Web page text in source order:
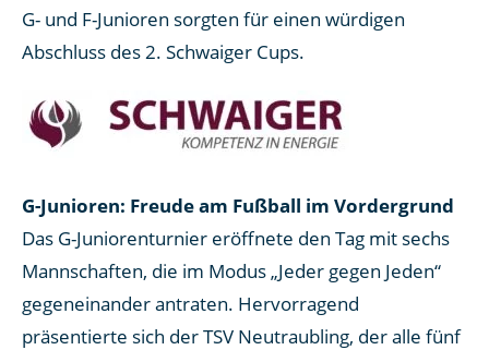
G- und F-Junioren sorgten für einen würdigen
Abschluss des 2. Schwaiger Cups.
G-Junioren: Freude am Fußball im Vordergrund
Das G-Juniorenturnier eröffnete den Tag mit sechs
Mannschaften, die im Modus „Jeder gegen Jeden“
gegeneinander antraten. Hervorragend
präsentierte sich der TSV Neutraubling, der alle fünf